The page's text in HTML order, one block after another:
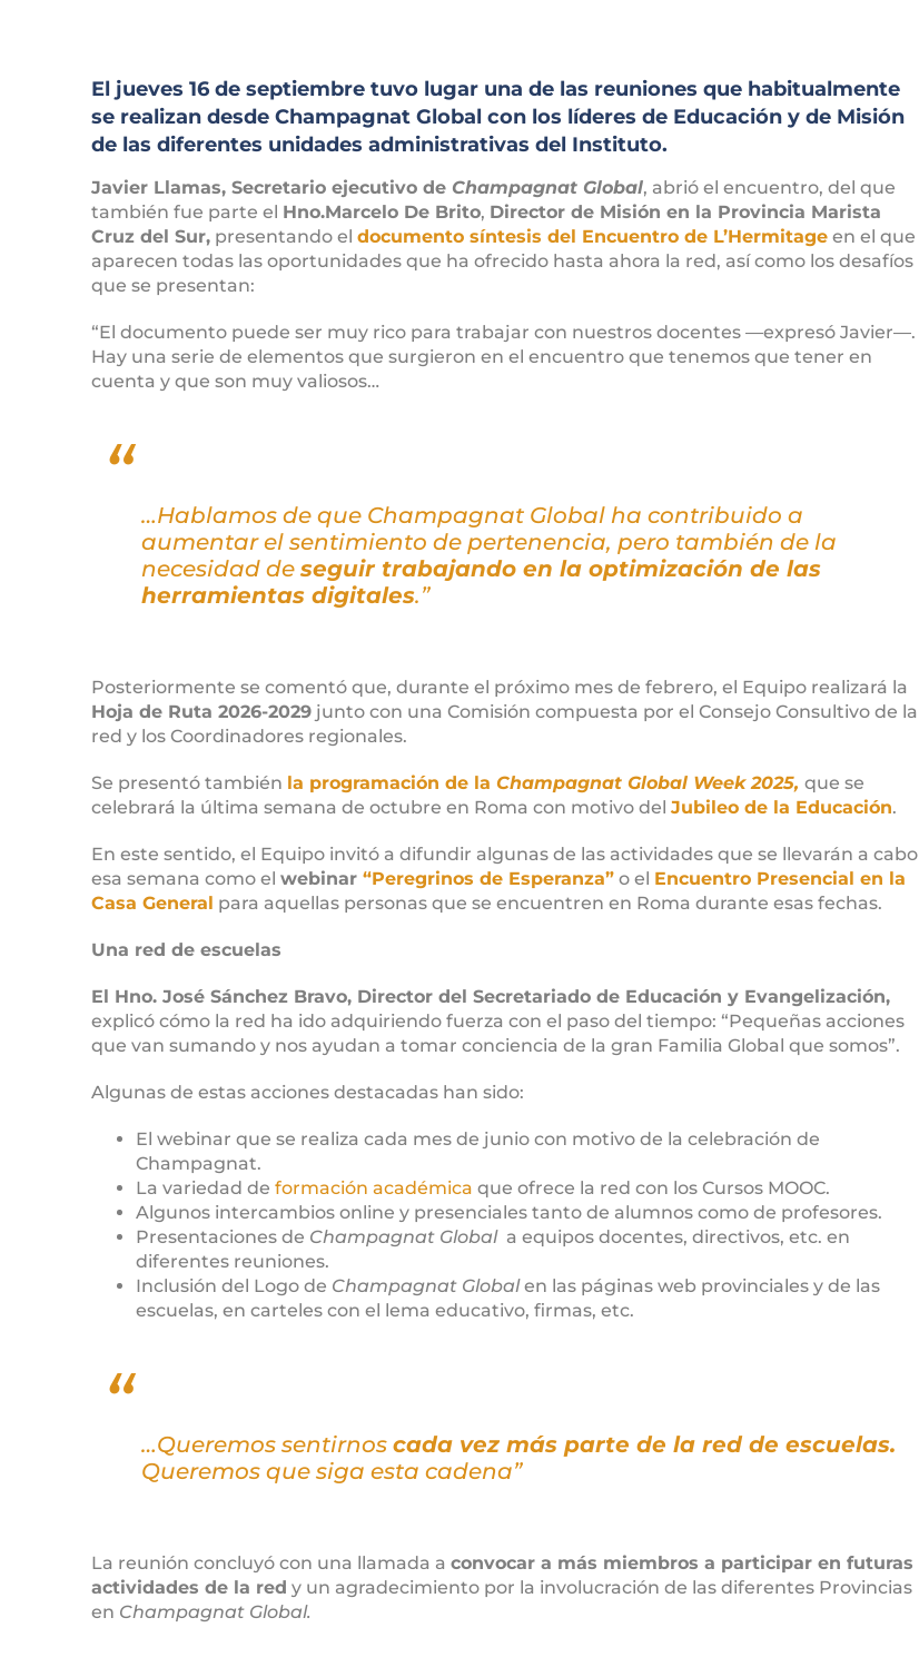
El jueves 16 de septiembre tuvo lugar una de las reuniones que habitualmente
se realizan desde Champagnat Global con los líderes de Educación y de Misión
de las diferentes unidades administrativas del Instituto.
Javier Llamas, Secretario ejecutivo de Champagnat Global, abrió el encuentro, del que
también fue parte el Hno.Marcelo De Brito, Director de Misión en la Provincia Marista
Cruz del Sur, presentando el documento síntesis del Encuentro de L’Hermitage en el que
aparecen todas las oportunidades que ha ofrecido hasta ahora la red, así como los desafíos
que se presentan:
“El documento puede ser muy rico para trabajar con nuestros docentes ―expresó Javier―.
Hay una serie de elementos que surgieron en el encuentro que tenemos que tener en
cuenta y que son muy valiosos…
…Hablamos de que Champagnat Global ha contribuido a
aumentar el sentimiento de pertenencia, pero también de la
necesidad de seguir trabajando en la optimización de las
herramientas digitales.”
Posteriormente se comentó que, durante el próximo mes de febrero, el Equipo realizará la
Hoja de Ruta 2026-2029 junto con una Comisión compuesta por el Consejo Consultivo de la
red y los Coordinadores regionales.
Se presentó también la programación de la Champagnat Global Week 2025, que se
celebrará la última semana de octubre en Roma con motivo del Jubileo de la Educación.
En este sentido, el Equipo invitó a difundir algunas de las actividades que se llevarán a cabo
esa semana como el webinar “Peregrinos de Esperanza” o el Encuentro Presencial en la
Casa General para aquellas personas que se encuentren en Roma durante esas fechas.
Una red de escuelas
El Hno. José Sánchez Bravo, Director del Secretariado de Educación y Evangelización,
explicó cómo la red ha ido adquiriendo fuerza con el paso del tiempo: “Pequeñas acciones
que van sumando y nos ayudan a tomar conciencia de la gran Familia Global que somos”.
Algunas de estas acciones destacadas han sido:
El webinar que se realiza cada mes de junio con motivo de la celebración de
Champagnat.
La variedad de formación académica que ofrece la red con los Cursos MOOC.
Algunos intercambios online y presenciales tanto de alumnos como de profesores.
Presentaciones de Champagnat Globala equipos docentes, directivos, etc. en
diferentes reuniones.
Inclusión del Logo de Champagnat Globalen las páginas web provinciales y de las
escuelas, en carteles con el lema educativo, firmas, etc.
…Queremos sentirnos cada vez más parte de la red de escuelas.
Queremos que siga esta cadena”
La reunión concluyó con una llamada a convocar a más miembros a participar en futuras
actividades de la red y un agradecimiento por la involucración de las diferentes Provincias
en Champagnat Global.